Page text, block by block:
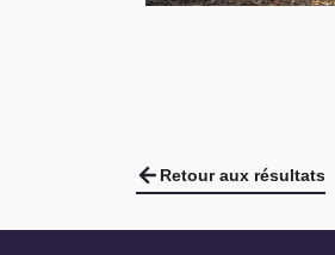
Retour aux résultats